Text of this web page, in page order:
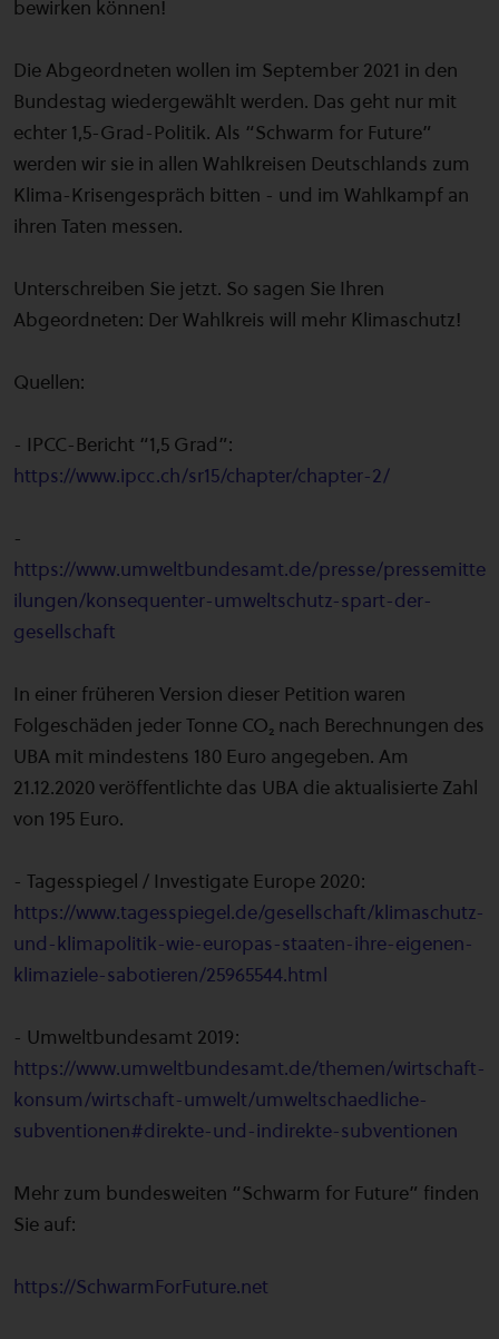
bewirken können!
Die Abgeordneten wollen im September 2021 in den
Bundestag wiedergewählt werden. Das geht nur mit
echter 1,5-Grad-Politik. Als “Schwarm for Future”
werden wir sie in allen Wahlkreisen Deutschlands zum
Klima-Krisengespräch bitten - und im Wahlkampf an
ihren Taten messen.
Unterschreiben Sie jetzt. So sagen Sie Ihren
Abgeordneten: Der Wahlkreis will mehr Klimaschutz!
Quellen:
- IPCC-Bericht “1,5 Grad”:
https://www.ipcc.ch/sr15/chapter/chapter-2/
-
https://www.umweltbundesamt.de/presse/pressemitte
ilungen/konsequenter-umweltschutz-spart-der-
gesellschaft
In einer früheren Version dieser Petition waren
Folgeschäden jeder Tonne CO₂ nach Berechnungen des
UBA mit mindestens 180 Euro angegeben. Am
21.12.2020 veröffentlichte das UBA die aktualisierte Zahl
von 195 Euro.
- Tagesspiegel / Investigate Europe 2020:
https://www.tagesspiegel.de/gesellschaft/klimaschutz-
und-klimapolitik-wie-europas-staaten-ihre-eigenen-
klimaziele-sabotieren/25965544.html
- Umweltbundesamt 2019:
https://www.umweltbundesamt.de/themen/wirtschaft-
konsum/wirtschaft-umwelt/umweltschaedliche-
subventionen#direkte-und-indirekte-subventionen
Mehr zum bundesweiten “Schwarm for Future” finden
Sie auf:
https://SchwarmForFuture.net